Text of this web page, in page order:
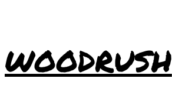
WOODRUSH